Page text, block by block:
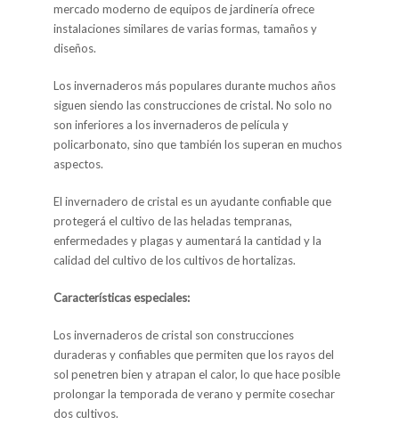
mercado moderno de equipos de jardinería ofrece
instalaciones similares de varias formas, tamaños y
diseños.
Los invernaderos más populares durante muchos años
siguen siendo las construcciones de cristal. No solo no
son inferiores a los invernaderos de película y
policarbonato, sino que también los superan en muchos
aspectos.
El invernadero de cristal es un ayudante confiable que
protegerá el cultivo de las heladas tempranas,
enfermedades y plagas y aumentará la cantidad y la
calidad del cultivo de los cultivos de hortalizas.
Características especiales:
Los invernaderos de cristal son construcciones
duraderas y confiables que permiten que los rayos del
sol penetren bien y atrapan el calor, lo que hace posible
prolongar la temporada de verano y permite cosechar
dos cultivos.